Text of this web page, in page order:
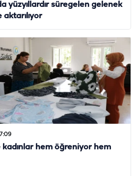
yüzyıllardır süregelen gelenek
kadınlar hem öğreniyor hem